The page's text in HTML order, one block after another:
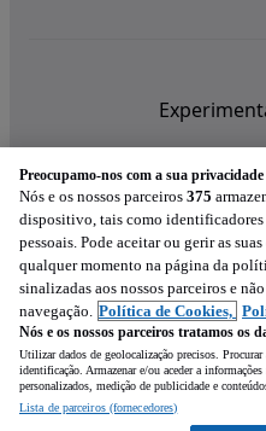
Preocupamo-nos com a sua privacidade
Nós e os nossos parceiros 375
dispositivo, tais como identificadores
pessoais. Pode aceitar ou gerir as
qualquer momento na página da
sinalizadas aos nossos parceiros e
navegação. Política de Cookies,
Nós e os nossos parceiros tratamos os
Utilizar dados de geolocalização precisos.
identificação. Armazenar e/ou aceder a
personalizados, medição de publicidade e
Lista de parceiros (fornecedores)